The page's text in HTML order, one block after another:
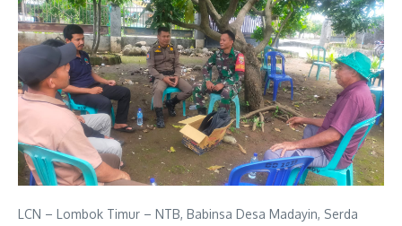
LCN – Lombok Timur – NTB, Babinsa Desa Madayin, Serda